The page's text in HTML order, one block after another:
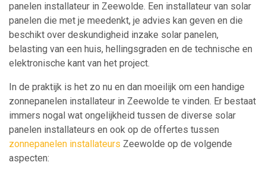
panelen installateur in Zeewolde. Een installateur van solar
panelen die met je meedenkt, je advies kan geven en die
beschikt over deskundigheid inzake solar panelen,
belasting van een huis, hellingsgraden en de technische en
elektronische kant van het project.
In de praktijk is het zo nu en dan moeilijk om een handige
zonnepanelen installateur in Zeewolde te vinden. Er bestaat
immers nogal wat ongelijkheid tussen de diverse solar
panelen installateurs en ook op de offertes tussen
zonnepanelen installateurs Zeewolde op de volgende
aspecten: